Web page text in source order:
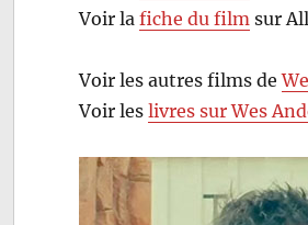
Voir lafiche du film sur
Voir les autres films de
Voir leslivres sur Wes